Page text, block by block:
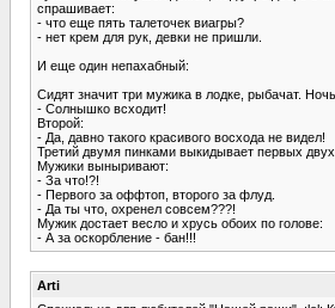
спрашивает:
- что еще пять талеточек виагры?
- нет крем для рук, девки не пришли.
И еще один непахабный:
Сидят значит три мужика в лодке, рыбачат.
- Солнышко всходит!
Второй:
- Да, давно такого красивого восхода не видел!
Третий двумя пинками выкидывает первых двух
Мужики выныривают:
- За что!?!
- Первого за оффтоп, второго за флуд.
- Да ты что, охренел совсем???!
Мужик достает весло и хрусь обоих по голове:
- А за оскорбление - бан!!!
Arti